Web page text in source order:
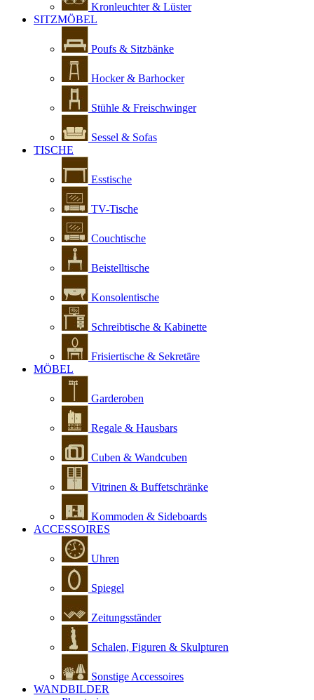
Kronleuchter & Lüster
SITZMÖBEL
Poufs & Sitzbänke
Hocker & Barhocker
Stühle & Freischwinger
Sessel & Sofas
TISCHE
Esstische
TV-Tische
Couchtische
Beistelltische
Konsolentische
Schreibtische & Kabinette
Frisiertische & Sekretäre
MÖBEL
Garderoben
Regale & Hausbars
Cuben & Wandcuben
Vitrinen & Buffetschränke
Kommoden & Sideboards
ACCESSOIRES
Uhren
Spiegel
Zeitungsständer
Schalen, Figuren & Skulpturen
Sonstige Accessoires
WANDBILDER